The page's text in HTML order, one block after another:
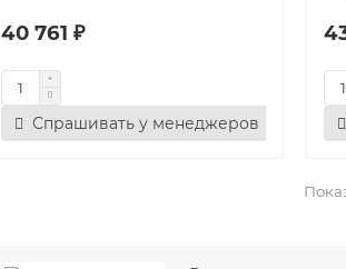
40 761 ₽
Спрашивать у менеджеров